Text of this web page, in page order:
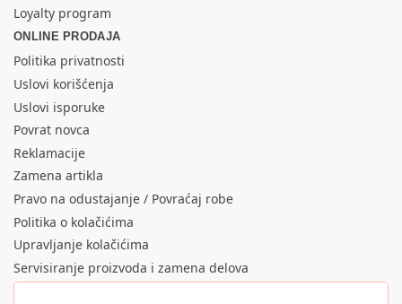
Loyalty program
ONLINE PRODAJA
Politika privatnosti
Uslovi korišćenja
Uslovi isporuke
Povrat novca
Reklamacije
Zamena artikla
Pravo na odustajanje / Povraćaj robe
Politika o kolačićima
Upravljanje kolačićima
Servisiranje proizvoda i zamena delova